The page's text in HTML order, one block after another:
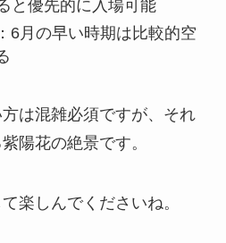
と優先的に入場可能
：6月の早い時期は比較的空
は混雑必須ですが、それ
陽花の絶景です。
楽しんでくださいね。